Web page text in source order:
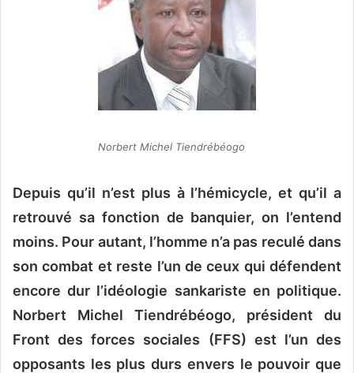
y
Norbert Michel Tiendrébéogo
Depuis qu’il n’est plus à l’hémicycle, et qu’il a
retrouvé sa fonction de banquier, on l’entend
moins. Pour autant, l’homme n’a pas reculé dans
son combat et reste l’un de ceux qui défendent
encore dur l’idéologie sankariste en politique.
Norbert Michel Tiendrébéogo, président du
Front des forces sociales (FFS) est l’un des
opposants les plus durs envers le pouvoir que